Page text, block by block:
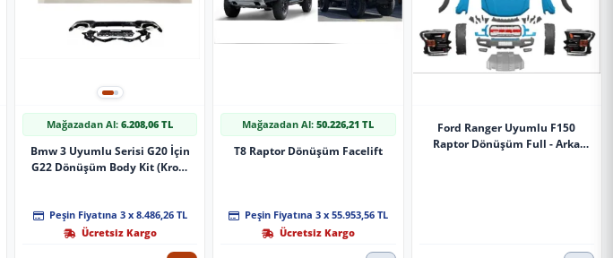
Mağazadan Al:6.208,06 TL
Bmw 3 Uyumlu Serisi G20 İçin
G22 Dönüşüm Body Kit (Krom
Peşin Fiyatına 3 x 8.486,26 TL
Ücretsiz Kargo
Mağazadan Al:50.226,21 TL
T8 Raptor Dönüşüm Facelift
Peşin Fiyatına 3 x 55.953,56 TL
Ücretsiz Kargo
Ford Ranger Uyumlu F150
Raptor Dönüşüm Full - Arka